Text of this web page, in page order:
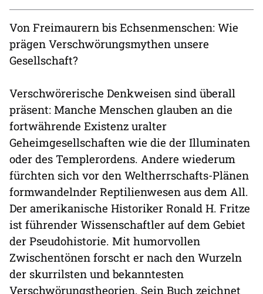
Von Freimaurern bis Echsenmenschen: Wie
prägen Verschwörungsmythen unsere
Gesellschaft?
Verschwörerische Denkweisen sind überall
präsent: Manche Menschen glauben an die
fortwährende Existenz uralter
Geheimgesellschaften wie die der Illuminaten
oder des Templerordens. Andere wiederum
fürchten sich vor den Weltherrschafts-Plänen
formwandelnder Reptilienwesen aus dem All.
Der amerikanische Historiker Ronald H. Fritze
ist führender Wissenschaftler auf dem Gebiet
der Pseudohistorie. Mit humorvollen
Zwischentönen forscht er nach den Wurzeln
der skurrilsten und bekanntesten
Verschwörungstheorien. Sein Buch zeichnet